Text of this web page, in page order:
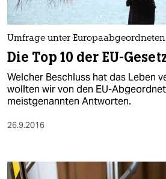
sport
berlin
wahrheit
verlag
veranstaltungen
Umfrage unter Europaabgeordneten
Die Top 10 der EU-
Welcher Beschluss hat das Leben
wollten wir von den EU-
meistgenannten Antworten.
26.9.2016